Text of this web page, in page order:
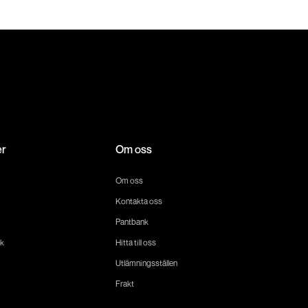
Om oss
Om oss
Kontakta oss
Pantbank
Hitta till oss
Utlämningsställen
Frakt